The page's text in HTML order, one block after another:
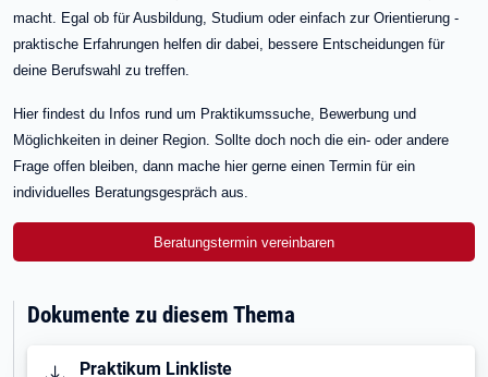
macht. Egal ob für Ausbildung, Studium oder einfach zur Orientierung -
praktische Erfahrungen helfen dir dabei, bessere Entscheidungen für
deine Berufswahl zu treffen.
Hier findest du Infos rund um Praktikumssuche, Bewerbung und
Möglichkeiten in deiner Region. Sollte doch noch die ein- oder andere
Frage offen bleiben, dann mache hier gerne einen Termin für ein
individuelles Beratungsgespräch aus.
Beratungstermin vereinbaren
Dokumente zu diesem Thema
Öffnet in neuem Tab
Praktikum Linkliste